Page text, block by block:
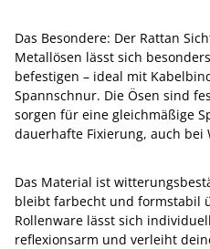
Das Besondere: Der Rattan
Metallösen lässt sich
befestigen – ideal mit
Spannschnur. Die Ösen sind
sorgen für eine gleichmäßige
dauerhafte Fixierung, auch bei
Das Material ist
bleibt farbecht und formstabil
Rollenware lässt sich
reflexionsarm und verleiht